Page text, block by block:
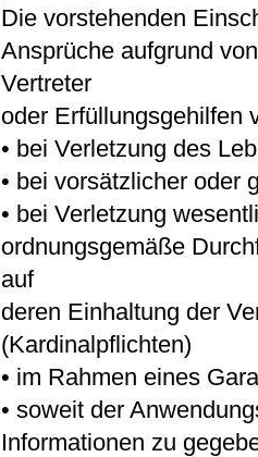
Die vorstehenden
Ansprüche aufgrund
Vertreter
oder Erfüllungsgehilfen
• bei Verletzung des
• bei vorsätzlicher oder
• bei Verletzung
ordnungsgemäße
auf
deren Einhaltung der
(Kardinalpflichten)
• im Rahmen eines
• soweit der
Informationen zu